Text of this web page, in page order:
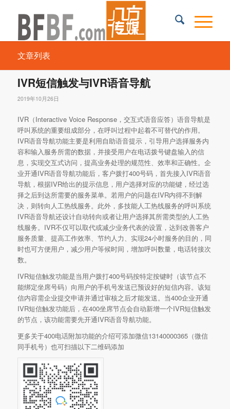
文章列表
IVR短信触发与IVR语音导航
2019年10月26日
IVR（Interactive Voice Response，交互式语音应答）语音导航是
呼叫系统的重要组成部分，在呼叫过程中起着不可替代的作用。
IVR语音导航功能主要是利用自助语音提示，引导用户选择服务内
容和输入服务所需的数据，并接受用户在电话拨号键盘输入的信
息，实现交互式访问，提高业务处理的规范性、效率和正确性。企
业开通IVR语音导航功能后，客户拨打400号码，首先接入IVR语音
导航，根据IVR给出的提示信息，用户选择对应的功能键，经过选
择之后到达所需要的服务菜单。若用户的问题在IVR内得不到解
决，则转向人工热线服务。此外，多技能人工热线服务的呼叫系统
IVR语音导航还设计自动转向或者让用户选择其所需类型的人工热
线服务。IVR不仅可以取代或减少业务代表的设置，达到改善客户
服务质量、提高工作效率、节约人力、实现24小时服务的目的，同
时也可方便用户，减少用户等候时间，增加呼叫数量，电话转接次
数。
IVR短信触发功能是当用户拨打400号码按特定按键时（该节点不
能绑定坐席号码）向用户的手机号发送已预设好的短信内容。该短
信内容需企业提交申请并通过审核之后才能发送。当400企业开通
IVR短信触发功能后，在400坐席节点会自动新增一个IVR短信触发
的节点，该功能需要先开通IVR语音导航功能。
更多关于400电话附加功能的介绍可添加微信13140000365（微信
同手机号）也可扫描以下二维码添加